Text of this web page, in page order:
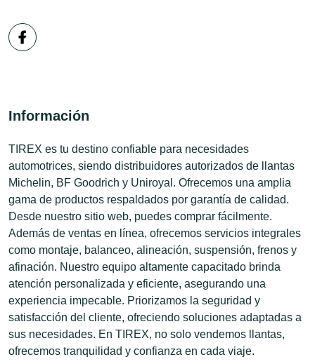
Información
TIREX es tu destino confiable para necesidades
automotrices, siendo distribuidores autorizados de llantas
Michelin, BF Goodrich y Uniroyal. Ofrecemos una amplia
gama de productos respaldados por garantía de calidad.
Desde nuestro sitio web, puedes comprar fácilmente.
Además de ventas en línea, ofrecemos servicios integrales
como montaje, balanceo, alineación, suspensión, frenos y
afinación. Nuestro equipo altamente capacitado brinda
atención personalizada y eficiente, asegurando una
experiencia impecable. Priorizamos la seguridad y
satisfacción del cliente, ofreciendo soluciones adaptadas a
sus necesidades. En TIREX, no solo vendemos llantas,
ofrecemos tranquilidad y confianza en cada viaje.